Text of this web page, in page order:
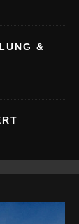
&